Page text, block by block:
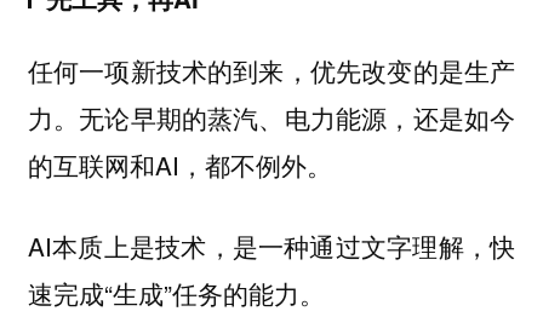
任何一项新技术的到来，优先改变的是生产
力。无论早期的蒸汽、电力能源，还是如今
的互联网和AI，都不例外。
AI本质上是技术，是一种通过文字理解，快
速完成“生成”任务的能力。